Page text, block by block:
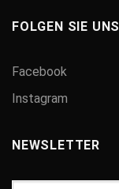
FOLGEN SIE UNS
Facebook
Instagram
NEWSLETTER